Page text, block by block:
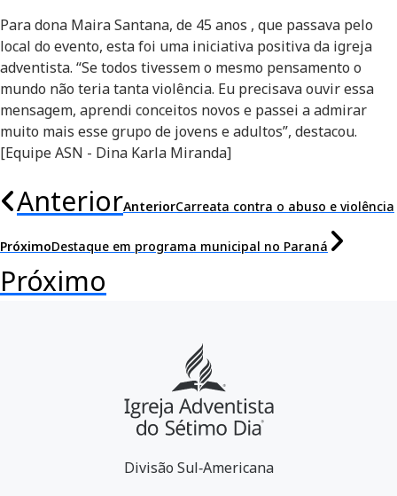
Para dona Maira Santana, de 45 anos , que passava pelo
local do evento, esta foi uma iniciativa positiva da igreja
adventista. “Se todos tivessem o mesmo pensamento o
mundo não teria tanta violência. Eu precisava ouvir essa
mensagem, aprendi conceitos novos e passei a admirar
muito mais esse grupo de jovens e adultos”, destacou.
[Equipe ASN - Dina Karla Miranda]
AnteriorAnteriorCarreata contra o abuso e violência
PróximoDestaque em programa municipal no Paraná
Próximo
Divisão Sul‑Americana